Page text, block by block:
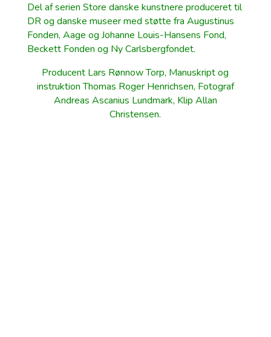
Del af serien Store danske kunstnere produceret til
DR og danske museer med støtte fra Augustinus
Fonden, Aage og Johanne Louis-Hansens Fond,
Beckett Fonden og Ny Carlsbergfondet.
Producent Lars Rønnow Torp, Manuskript og
instruktion Thomas Roger Henrichsen, Fotograf
Andreas Ascanius Lundmark, Klip Allan
Christensen.